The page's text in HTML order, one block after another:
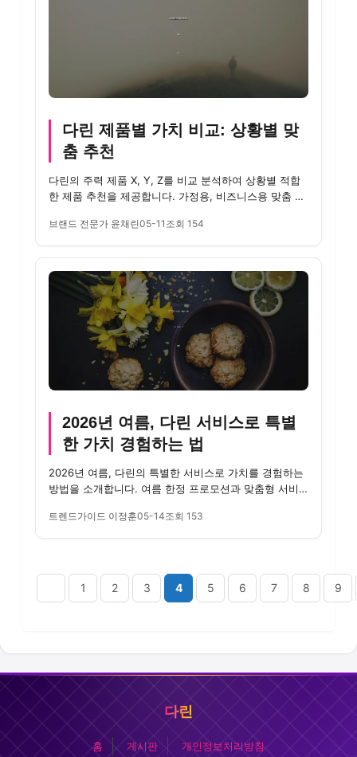
다린 제품별 가치 비교: 상황별 맞
춤 추천
다린의 주력 제품 X, Y, Z를 비교 분석하여 상황별 적합
한 제품 추천을 제공합니다. 가정용, 비즈니스용 맞춤 추
브랜드 전문가 윤채린05-11 조회 154
2026년 여름, 다린 서비스로 특별
한 가치 경험하는 법
2026년 여름, 다린의 특별한 서비스로 가치를 경험하는
방법을 소개합니다. 여름 한정 프로모션과 맞춤형 서비
트렌드가이드 이정훈05-14조회 153
1 2 3 4 5 6 7 8 9
다린
홈 게시판 개인정보처리방침